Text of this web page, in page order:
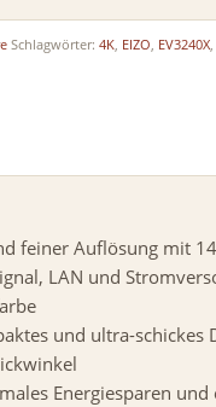
Schlagwörter:4K, EIZO, EV3240X,
feiner Auflösung mit
LAN und
und ultra-schickes
Energiesparen